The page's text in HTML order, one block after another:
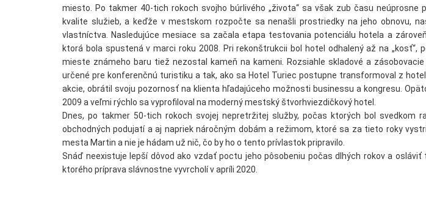
miesto. Po takmer 40-tich rokoch svojho búrlivého „života“ sa však zub času neúprosne
kvalite služieb, a keďže v mestskom rozpočte sa nenašli prostriedky na jeho obnovu,
vlastníctva. Nasledujúce mesiace sa začala etapa testovania potenciálu hotela a
ktorá bola spustená v marci roku 2008. Pri rekonštrukcii bol hotel odhalený až na „kosť“,
mieste známeho baru tiež nezostal kameň na kameni. Rozsiahle skladové a
určené pre konferenčnú turistiku a tak, ako sa Hotel Turiec postupne transformoval z
akcie, obrátil svoju pozornosť na klienta hľadajúceho možnosti businessu a kongresu.
2009 a veľmi rýchlo sa vyprofiloval na moderný mestský štvorhviezdičkový hotel.
Dnes, po takmer 50-tich rokoch svojej nepretržitej služby, počas ktorých bol svedkom
obchodných podujatí a aj napriek náročným dobám a režimom, ktoré sa za tieto roky
mesta Martin a nie je hádam už nič, čo by ho o tento prívlastok pripravilo.
Snáď neexistuje lepší dôvod ako vzdať poctu jeho pôsobeniu počas dlhých rokov a osláviť
ktorého príprava slávnostne vyvrcholí v apríli 2020.